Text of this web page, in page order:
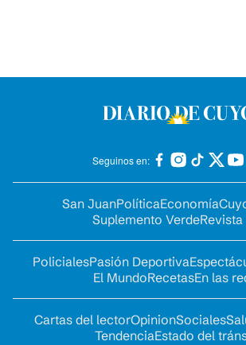
Seguinos en:
San JuanPolíticaEconomía
Suplemento VerdeRevista
PolicialesPasión Deportiva
El MundoRecetasEn las
Cartas del lectorOpinionSociales
TendenciaEstado del